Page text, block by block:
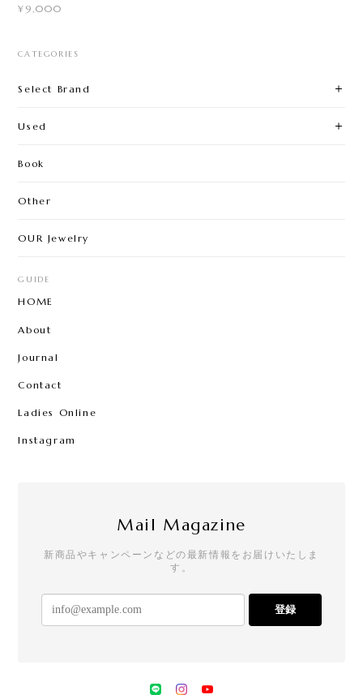
¥9,000
CATEGORIES
Select Brand
Used
Book
Other
OUR Jewelry
GUIDE
HOME
About
Journal
Contact
Ladies Online
Instagram
Mail Magazine
新商品やキャンペーンなどの最新情報をお届けいたしま
す。
登録